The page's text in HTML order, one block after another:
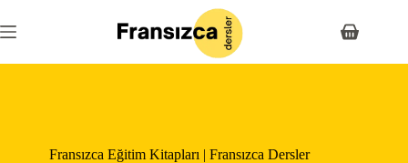
to
content
Shopping
Fransızca Eğitim Kitapları | Fransızca Dersler